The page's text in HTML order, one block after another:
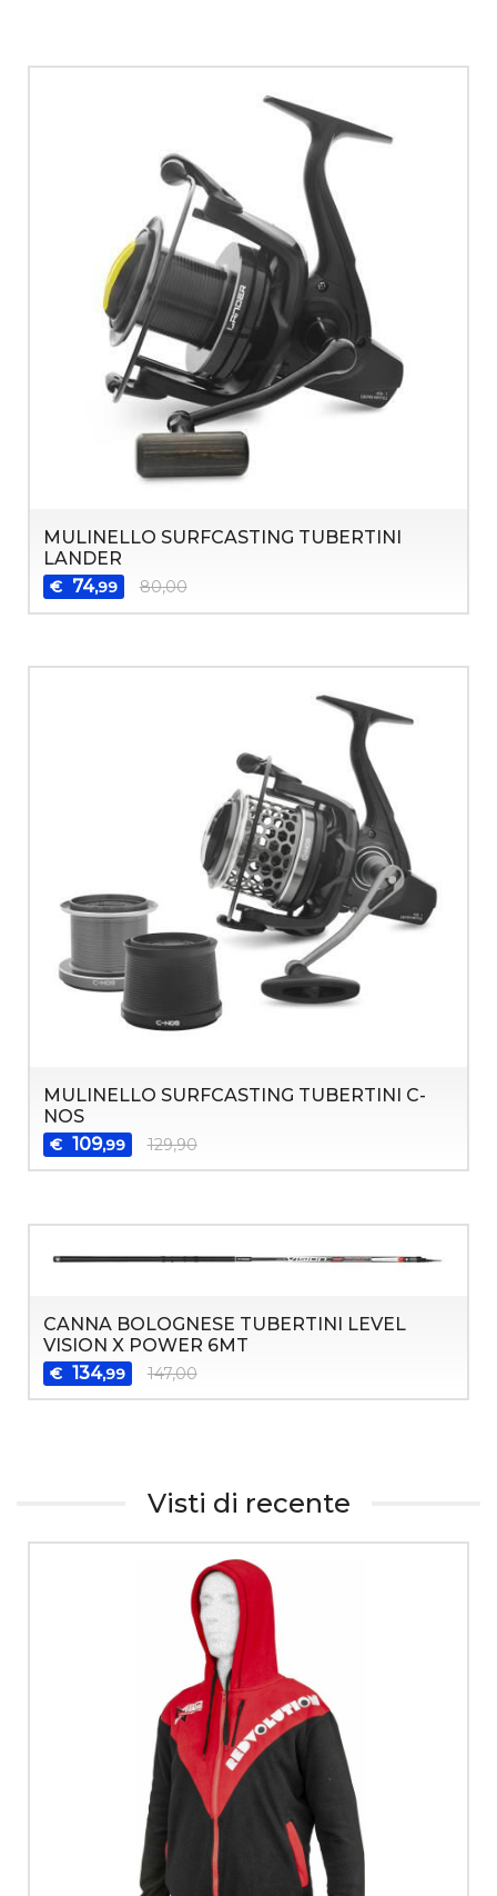
MULINELLO SURFCASTING TUBERTINI
LANDER
€ 74,99 80,00
MULINELLO SURFCASTING TUBERTINI C-
NOS
€ 109,99 129,90
CANNA BOLOGNESE TUBERTINI LEVEL
VISION X POWER 6MT
€ 134,99 147,00
Visti di recente